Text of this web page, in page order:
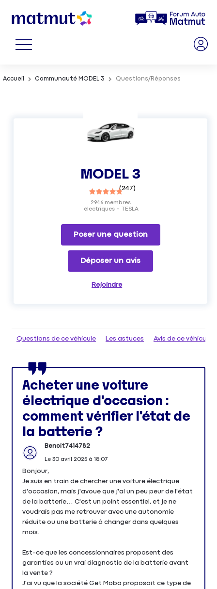
Accueil Communauté MODEL 3 Questions/Réponses
MODEL 3
(247)
électriques TESLA
2946membres
Poser une question
Déposer un avis
Rejoindre
Questions de ce véhicule Les astuces Avis de ce véhicule
Acheter une voiture
électrique d'occasion :
comment vérifier l'état de
la batterie ?
Benoit7414782
Le 30 avril 2025à 18:07
Bonjour,
Je suis en train de chercher une voiture électrique
d'occasion, mais j'avoue que j'ai un peu peur de l'état
de la batterie… C'est un point essentiel, et je ne
voudrais pas me retrouver avec une autonomie
réduite ou une batterie à changer dans quelques
mois.
Est-ce que les concessionnaires proposent des
garanties ou un vrai diagnostic de la batterie avant
la vente ?
J'ai vu que la société Get Moba proposait ce type de